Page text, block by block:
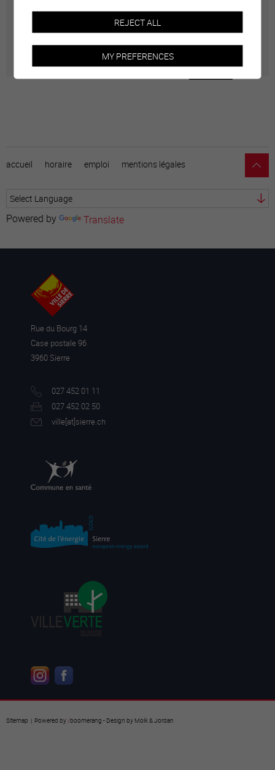
Géolocalisation de tous les points d'intérêt de la Ville
de Sierre.
accueil horaire emploi mentions légales
Powered by Translate
Rue du Bourg 14
Case postale 96
3960 Sierre
027 452 01 11
027 452 02 50
ville[at]sierre.ch
Sitemap | Powered by /boomerang - Design by Molk & Jordan
REJECT ALL
MY PREFERENCES